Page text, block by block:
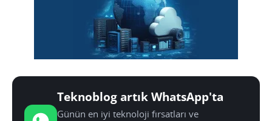
Teknoblog artık WhatsApp'ta
Günün en iyi teknoloji fırsatları ve